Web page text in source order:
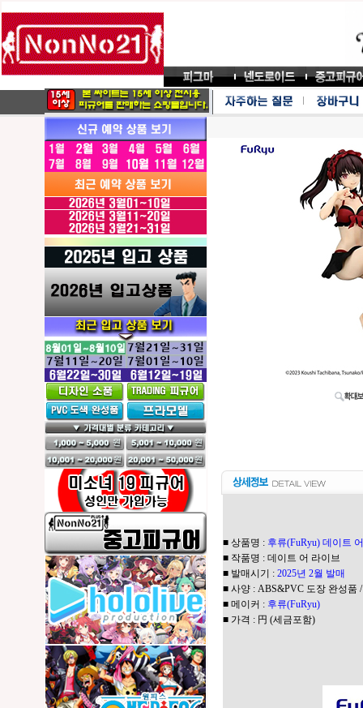
■ 상품명 : 후류(FuRyu) 데이트
■ 작품명 : 데이트 어 라이브
■ 발매시기 : 2025년 2월 발매
■ 사양 : ABS&PVC 도장 완성품
■ 메이커 : 후류(FuRyu)
■ 가격 : 円 (세금포함)